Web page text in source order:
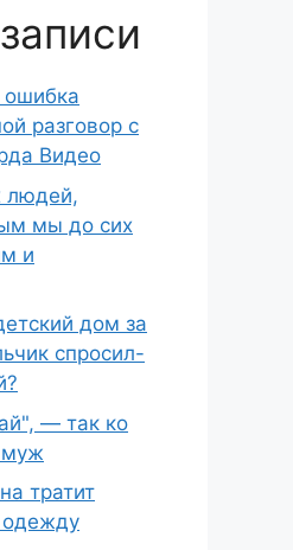
ошибка
разговор с
Видео
людей,
мы до сих
и
дом за
спросил-
— так ко
муж
тратит
одежду